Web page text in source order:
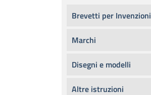
Brevetti per Invenzioni
Marchi
Disegni e modelli
Altre istruzioni